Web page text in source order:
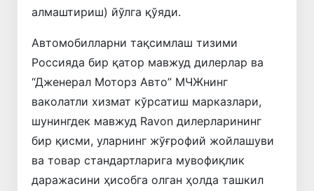
алмаштириш) йўлга қўяди.
Автомобилларни тақсимлаш тизими
Россияда бир қатор мавжуд дилерлар ва
“Дженерал Моторз Авто” МЧЖнинг
ваколатли хизмат кўрсатиш марказлари,
шунингдек мавжуд Ravon дилерларининг
бир қисми, уларнинг жўғрофий жойлашуви
ва товар стандартларига мувофиқлик
даражасини ҳисобга олган ҳолда ташкил